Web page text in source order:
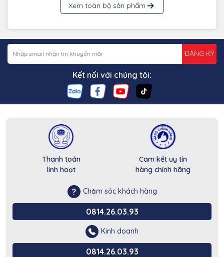
Xem toàn bộ sản phẩm
ĐĂNG KÝ
Kết nối với chúng tôi:
Thanh toán
linh hoạt
Cam kết uy tín
hàng chính hãng
Chăm sóc khách hàng
0814.26.03.93
Kinh doanh
0814.26.03.93